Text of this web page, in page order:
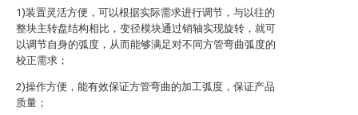
1)装置灵活方便，可以根据实际需求进行调节，与以往的
整块主转盘结构相比，变径模块通过销轴实现旋转，就可
以调节自身的弧度，从而能够满足对不同方管弯曲弧度的
校正需求；
2)操作方便，能有效保证方管弯曲的加工弧度，保证产品
质量；